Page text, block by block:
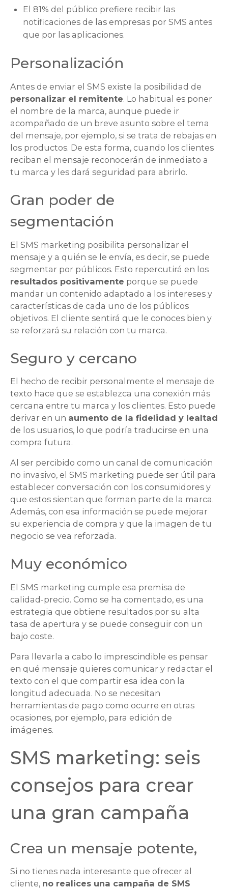
El 81% del público prefiere recibir las
notificaciones de las empresas por SMS antes
que por las aplicaciones.
Personalización
Antes de enviar el SMS existe la posibilidad de
personalizar el remitente. Lo habitual es poner
el nombre de la marca, aunque puede ir
acompañado de un breve asunto sobre el tema
del mensaje, por ejemplo, si se trata de rebajas en
los productos. De esta forma, cuando los clientes
reciban el mensaje reconocerán de inmediato a
tu marca y les dará seguridad para abrirlo.
Gran poder de
segmentación
El SMS marketing posibilita personalizar el
mensaje y a quién se le envía, es decir, se puede
segmentar por públicos. Esto repercutirá en los
resultados positivamente porque se puede
mandar un contenido adaptado a los intereses y
características de cada uno de los públicos
objetivos. El cliente sentirá que le conoces bien y
se reforzará su relación con tu marca.
Seguro y cercano
El hecho de recibir personalmente el mensaje de
texto hace que se establezca una conexión más
cercana entre tu marca y los clientes. Esto puede
derivar en un aumento de la fidelidad y lealtad
de los usuarios, lo que podría traducirse en una
compra futura.
Al ser percibido como un canal de comunicación
no invasivo, el SMS marketing puede ser útil para
establecer conversación con los consumidores y
que estos sientan que forman parte de la marca.
Además, con esa información se puede mejorar
su experiencia de compra y que la imagen de tu
negocio se vea reforzada.
Muy económico
El SMS marketing cumple esa premisa de
calidad-precio. Como se ha comentado, es una
estrategia que obtiene resultados por su alta
tasa de apertura y se puede conseguir con un
bajo coste.
Para llevarla a cabo lo imprescindible es pensar
en qué mensaje quieres comunicar y redactar el
texto con el que compartir esa idea con la
longitud adecuada. No se necesitan
herramientas de pago como ocurre en otras
ocasiones, por ejemplo, para edición de
imágenes.
SMS marketing: seis
consejos para crear
una gran campaña
Crea un mensaje potente,
Si no tienes nada interesante que ofrecer al
cliente, no realices una campaña de SMS